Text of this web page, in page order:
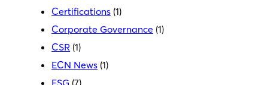
Certifications (1)
Corporate Governance (1)
CSR (1)
ECN News (1)
ESG (7)